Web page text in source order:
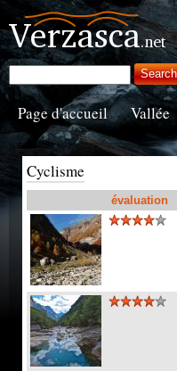
Page d'accueil Vallée
Cyclisme
évaluation